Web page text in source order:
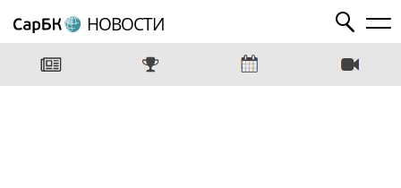
НОВОСТИ